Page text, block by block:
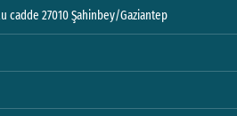
cadde 27010 Şahinbey/Gaziantep